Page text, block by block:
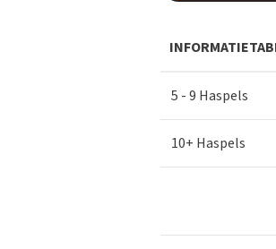
5 - 9 Haspels
10+ Haspels